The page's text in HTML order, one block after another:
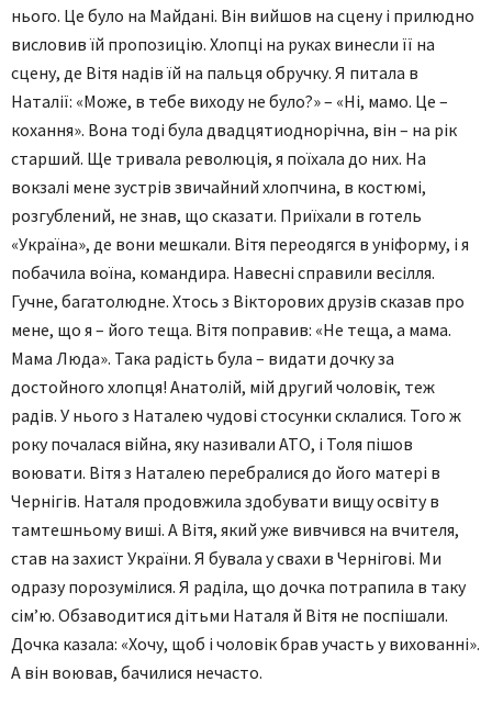
нього. Це було на Майдані. Він вийшов на сцену і прилюдно
висловив їй пропозицію. Хлопці на руках винесли її на
сцену, де Вітя надів їй на пальця обручку. Я питала в
Наталії: «Може, в тебе виходу не було?» – «Ні, мамо. Це –
кохання». Вона тоді була двадцятиоднорічна, він – на рік
старший. Ще тривала революція, я поїхала до них. На
вокзалі мене зустрів звичайний хлопчина, в костюмі,
розгублений, не знав, що сказати. Приїхали в готель
«Україна», де вони мешкали. Вітя переодягся в уніформу, і я
побачила воїна, командира. Навесні справили весілля.
Гучне, багатолюдне. Хтось з Вікторових друзів сказав про
мене, що я – його теща. Вітя поправив: «Не теща, а мама.
Мама Люда». Така радість була – видати дочку за
достойного хлопця! Анатолій, мій другий чоловік, теж
радів. У нього з Наталею чудові стосунки склалися. Того ж
року почалася війна, яку називали АТО, і Толя пішов
воювати. Вітя з Наталею перебралися до його матері в
Чернігів. Наталя продовжила здобувати вищу освіту в
тамтешньому виші. А Вітя, який уже вивчився на вчителя,
став на захист України. Я бувала у свахи в Чернігові. Ми
одразу порозумілися. Я раділа, що дочка потрапила в таку
сім’ю. Обзаводитися дітьми Наталя й Вітя не поспішали.
Дочка казала: «Хочу, щоб і чоловік брав участь у вихованні».
А він воював, бачилися нечасто.